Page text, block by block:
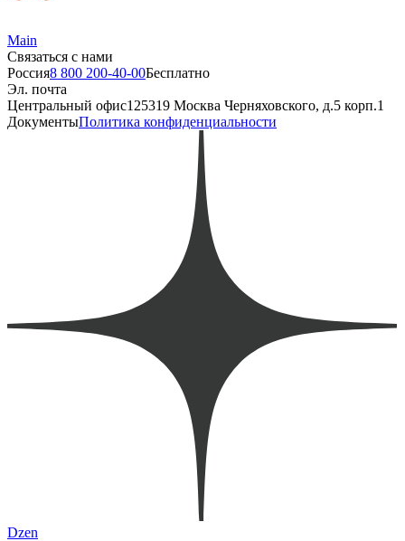
Main
Связаться с нами
Россия8 800 200-40-00Бесплатно
Эл. почта
Центральный офис125319 Москва Черняховского, д.5 корп.1
ДокументыПолитика конфиденциальности
Dzen